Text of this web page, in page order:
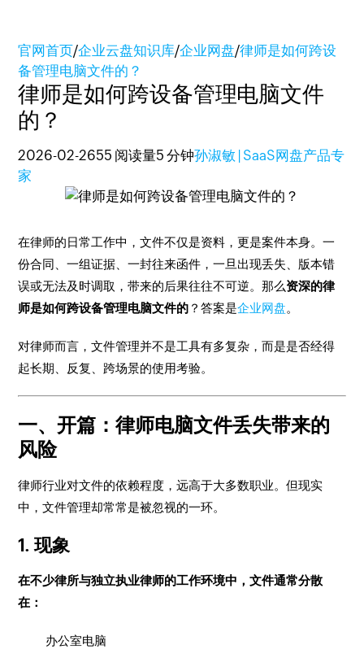
官网首页/企业云盘知识库/企业网盘/律师是如何跨设
备管理电脑文件的？
律师是如何跨设备管理电脑文件
的？
2026-02-2655 阅读量5 分钟孙淑敏 | SaaS网盘产品专
家
在律师的日常工作中，文件不仅是资料，更是案件本身。一
份合同、一组证据、一封往来函件，一旦出现丢失、版本错
误或无法及时调取，带来的后果往往不可逆。那么资深的律
师是如何跨设备管理电脑文件的 ？答案是企业网盘。
对律师而言，文件管理并不是工具有多复杂，而是是否经得
起长期、反复、跨场景的使用考验。
一、开篇：律师电脑文件丢失带来的
风险
律师行业对文件的依赖程度，远高于大多数职业。但现实
中，文件管理却常常是被忽视的一环。
1. 现象
在不少律所与独立执业律师的工作环境中，文件通常分散
在：
办公室电脑